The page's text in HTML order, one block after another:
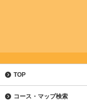
TOP
コース・マップ検索